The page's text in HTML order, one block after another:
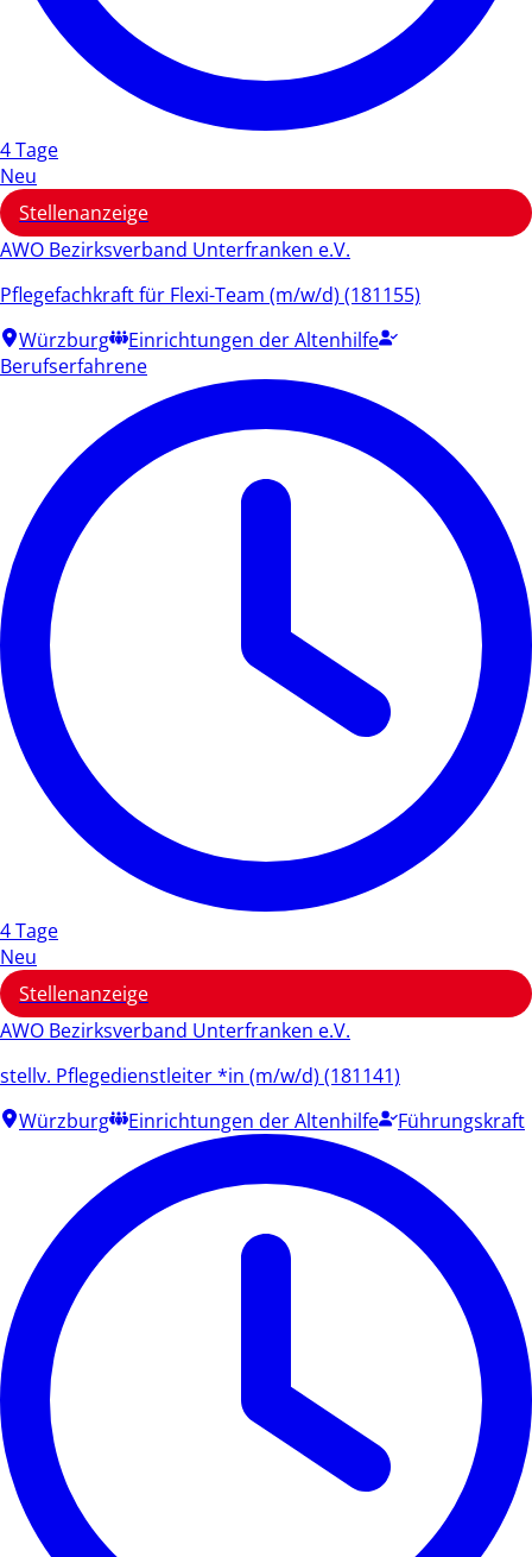
4 Tage
Neu
Stellenanzeige
AWO Bezirksverband Unterfranken e.V.
Pflegefachkraft für Flexi-Team (m/w/d) (181155)
Würzburg
Einrichtungen der Altenhilfe
Berufserfahrene
4 Tage
Neu
Stellenanzeige
AWO Bezirksverband Unterfranken e.V.
stellv. Pflegedienstleiter *in (m/w/d) (181141)
Würzburg
Einrichtungen der Altenhilfe Führungskraft